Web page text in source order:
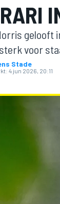
gelooft
voor
Stade
4 jun 2026, 20:11